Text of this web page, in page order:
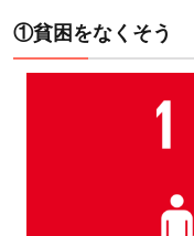
の基
盤を
「産業
と技術
①貧困をなくそう